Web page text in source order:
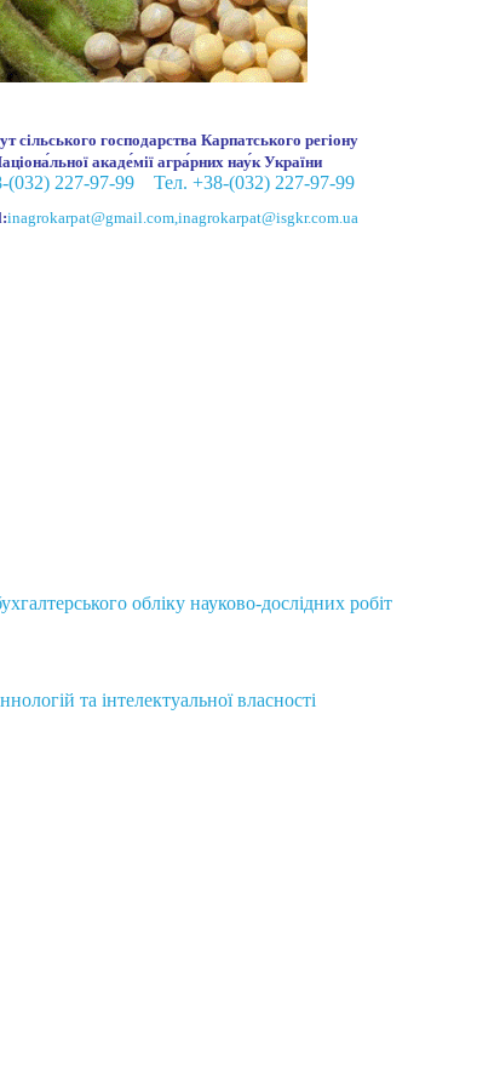
сільського господарства Карпатського регіону
акаде́мії агра́рних нау́к України
(032) 227-97-99 Тел. +38-(032) 227-97-99
inagrokarpat@gmail.com, inagrokarpat@isgkr.com.ua
обліку науково-дослідних робіт
та інтелектуальної власності